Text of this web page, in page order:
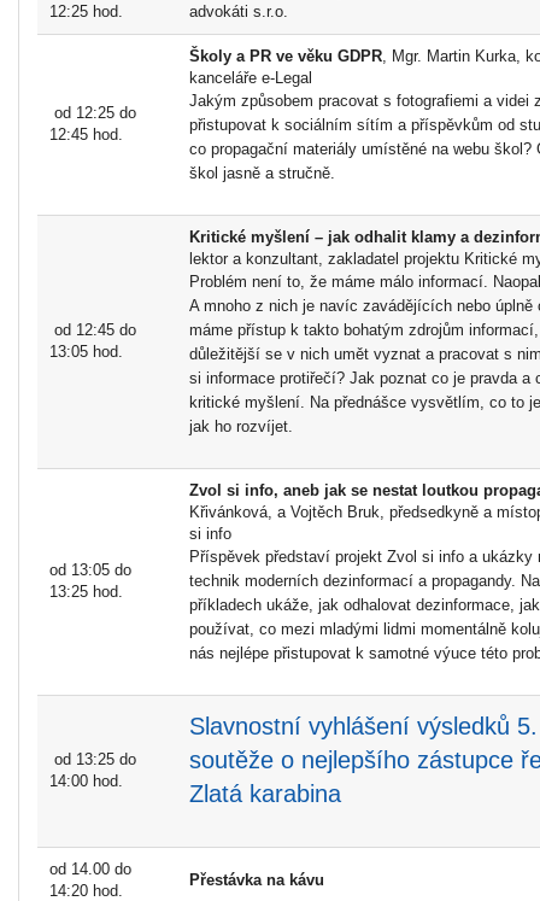
12:25 hod.
advokáti s.r.o.
od 12:25 do
12:45 hod.
Školy a PR ve věku GDPR , Mgr. Martin Kurka,
kanceláře e-Legal
Jakým způsobem pracovat s fotografiemi a videi
přistupovat k sociálním sítím a příspěvkům od
co propagační materiály umístěné na webu škol?
škol jasně a stručně.
od 12:45 do
13:05 hod.
Kritické myšlení – jak odhalit klamy a
lektor a konzultant, zakladatel projektu Kritické
Problém není to, že máme málo informací.
A mnoho z nich je navíc zavádějících nebo úplně
máme přístup k takto bohatým zdrojům
důležitější se v nich umět vyznat a pracovat s
si informace protiřečí? Jak poznat co je pravda a
kritické myšlení. Na přednášce vysvětlím, co to
jak ho rozvíjet.
od 13:05 do
13:25 hod.
Zvol si info, aneb jak se nestat loutkou
Křivánková, a Vojtěch Bruk, předsedkyně a
si info
Příspěvek představí projekt Zvol si info a ukázky
technik moderních dezinformací a propagandy.
příkladech ukáže, jak odhalovat dezinformace,
používat, co mezi mladými lidmi momentálně
nás nejlépe přistupovat k samotné výuce této
od 13:25 do
14:00 hod.
Slavnostní vyhlášení výsledků
soutěže o nejlepšího zástupce
Zlatá karabina
od 14.00 do
14:20 hod.
Přestávka na kávu